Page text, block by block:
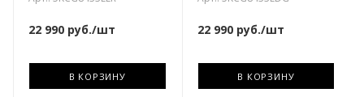
22 990 руб./шт
В КОРЗИНУ
22 990руб./шт
В КОРЗИНУ